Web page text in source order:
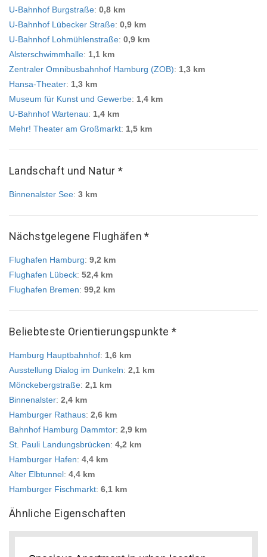
U-Bahnhof Burgstraße: 0,8 km
U-Bahnhof Lübecker Straße: 0,9 km
U-Bahnhof Lohmühlenstraße: 0,9 km
Alsterschwimmhalle: 1,1 km
Zentraler Omnibusbahnhof Hamburg (ZOB): 1,3 km
Hansa-Theater: 1,3 km
Museum für Kunst und Gewerbe: 1,4 km
U-Bahnhof Wartenau: 1,4 km
Mehr! Theater am Großmarkt: 1,5 km
Landschaft und Natur *
Binnenalster See: 3 km
Nächstgelegene Flughäfen *
Flughafen Hamburg: 9,2 km
Flughafen Lübeck: 52,4 km
Flughafen Bremen: 99,2 km
Beliebteste Orientierungspunkte *
Hamburg Hauptbahnhof: 1,6 km
Ausstellung Dialog im Dunkeln: 2,1 km
Mönckebergstraße: 2,1 km
Binnenalster: 2,4 km
Hamburger Rathaus: 2,6 km
Bahnhof Hamburg Dammtor: 2,9 km
St. Pauli Landungsbrücken: 4,2 km
Hamburger Hafen: 4,4 km
Alter Elbtunnel: 4,4 km
Hamburger Fischmarkt: 6,1 km
Ähnliche Eigenschaften